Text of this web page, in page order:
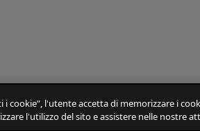
i cookie”, l'utente accetta di memorizzare i
l'utilizzo del sito e assistere nelle nostre